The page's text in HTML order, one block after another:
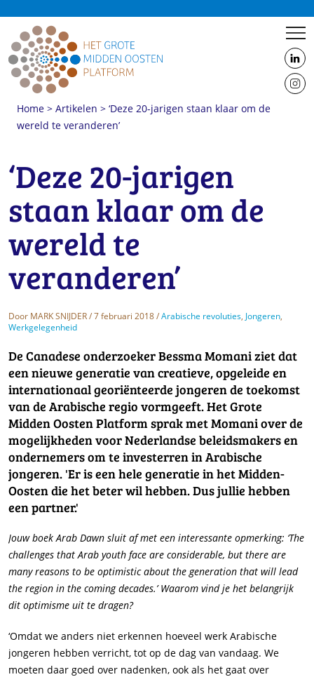
us
on
us
Home > Artikelen > ‘Deze 20-jarigen staan klaar om de
wereld te veranderen’
‘Deze 20-jarigen
staan klaar om de
wereld te
veranderen’
Door MARK SNIJDER/ 7 februari 2018 /Arabische revoluties, Jongeren,
Werkgelegenheid
De Canadese onderzoeker Bessma Momani ziet dat
een nieuwe generatie van creatieve, opgeleide en
internationaal georiënteerde jongeren de toekomst
van de Arabische regio vormgeeft. Het Grote
Midden Oosten Platform sprak met Momani over de
mogelijkheden voor Nederlandse beleidsmakers en
ondernemers om te investerren in Arabische
jongeren. 'Er is een hele generatie in het Midden-
Oosten die het beter wil hebben. Dus jullie hebben
een partner.'
Jouw boek Arab Dawn sluit af met een interessante opmerking: ‘The
challenges that Arab youth face are considerable, but there are
many reasons to be optimistic about the generation that will lead
the region in the coming decades.’ Waarom vind je het belangrijk
dit optimisme uit te dragen?
‘Omdat we anders niet erkennen hoeveel werk Arabische
jongeren hebben verricht, tot op de dag van vandaag. We
moeten daar goed over nadenken, ook als het gaat over